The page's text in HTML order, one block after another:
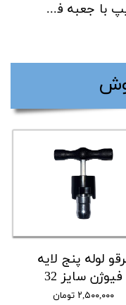
پرس شارژی لوله پنج لایه نیوپایپ با جعبه فک کامل
لوله پنج لایه
فیوژن سایز 32
۲,۵۰۰,۰۰۰ تومان